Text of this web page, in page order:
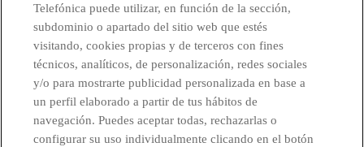
Telefónica en redes sociales
Canal de Denuncias
Telefónica puede utilizar, en función de la sección,
subdominio o apartado del sitio web que estés
visitando, cookies propias y de terceros con fines
técnicos, analíticos, de personalización, redes sociales
y/o para mostrarte publicidad personalizada en base a
un perfil elaborado a partir de tus hábitos de
navegación. Puedes aceptar todas, rechazarlas o
configurar su uso individualmente clicando en el botón